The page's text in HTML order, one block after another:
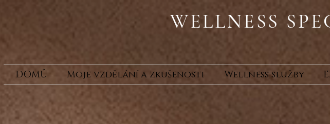
DOMŮ Moje vzdělání a zkušenosti Wellness služby
WELLNESS